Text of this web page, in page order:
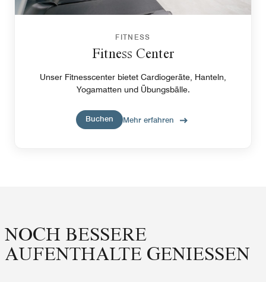
FITNESS
Fitness Center
Unser Fitnesscenter bietet Cardiogeräte, Hanteln,
Yogamatten und Übungsbälle.
Buchen Mehr erfahren
NOCH BESSERE
AUFENTHALTE GENIESSEN